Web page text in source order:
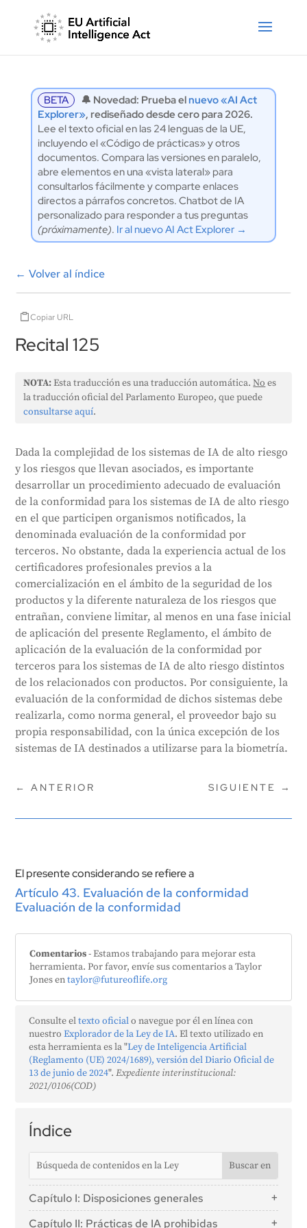
BETA 🔔 Novedad: Prueba elnuevo «AI Act
Explorer», rediseñado desde cero para 2026.
Lee el texto oficial en las 24 lenguas de la UE,
incluyendo el «Código de prácticas» y otros
documentos. Compara las versiones en paralelo,
abre elementos en una «vista lateral» para
consultarlos fácilmente y comparte enlaces
directos a párrafos concretos. Chatbot de IA
personalizado para responder a tus preguntas
(próximamente). Ir al nuevo AI Act Explorer →
←Volver al índice
Índice
Capítulo I: Disposiciones generales
Artículo 1: Objeto
Capítulo II: Prácticas de IA prohibidas
Copiar URL
Recital 125
NOTA:Esta traducción es una traducción automática.No es
la traducción oficial del Parlamento Europeo, que puede
consultarse aquí.
Dada la complejidad de los sistemas de IA de alto riesgo
y los riesgos que llevan asociados, es importante
desarrollar un procedimiento adecuado de evaluación
de la conformidad para los sistemas de IA de alto riesgo
en el que participen organismos notificados, la
denominada evaluación de la conformidad por
terceros. No obstante, dada la experiencia actual de los
certificadores profesionales previos a la
comercialización en el ámbito de la seguridad de los
productos y la diferente naturaleza de los riesgos que
entrañan, conviene limitar, al menos en una fase inicial
de aplicación del presente Reglamento, el ámbito de
aplicación de la evaluación de la conformidad por
terceros para los sistemas de IA de alto riesgo distintos
de los relacionados con productos. Por consiguiente, la
evaluación de la conformidad de dichos sistemas debe
realizarla, como norma general, el proveedor bajo su
propia responsabilidad, con la única excepción de los
sistemas de IA destinados a utilizarse para la biometría.
←ANTERIOR SIGUIENTE →
El presente considerando se refiere a
Artículo 43. Evaluación de la conformidad
Evaluación de la conformidad
Comentarios- Estamos trabajando para mejorar esta
herramienta. Por favor, envíe sus comentarios a Taylor
Jones entaylor@futureoflife.org
Consulte eltexto oficialo navegue por él en línea con
nuestroExplorador de la Ley de IA. El texto utilizado en
esta herramienta es la "Ley de Inteligencia Artificial
(Reglamento (UE) 2024/1689), versión del Diario Oficial de
13 de junio de 2024".Expediente interinstitucional:
2021/0106(COD)